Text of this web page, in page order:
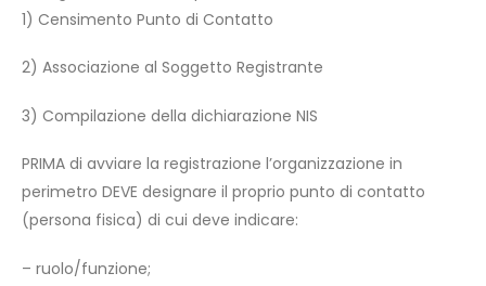
1) Censimento Punto di Contatto
2) Associazione al Soggetto Registrante
3) Compilazione della dichiarazione NIS
PRIMA di avviare la registrazione l’organizzazione in
perimetro DEVE designare il proprio punto di contatto
(persona fisica) di cui deve indicare:
– ruolo/funzione;